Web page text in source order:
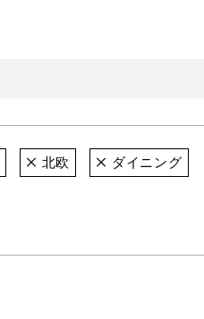
北欧 ダイニング